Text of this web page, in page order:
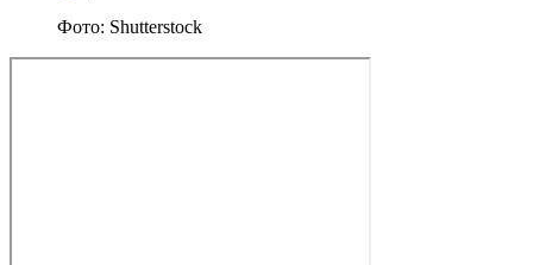
Фото: Shutterstock